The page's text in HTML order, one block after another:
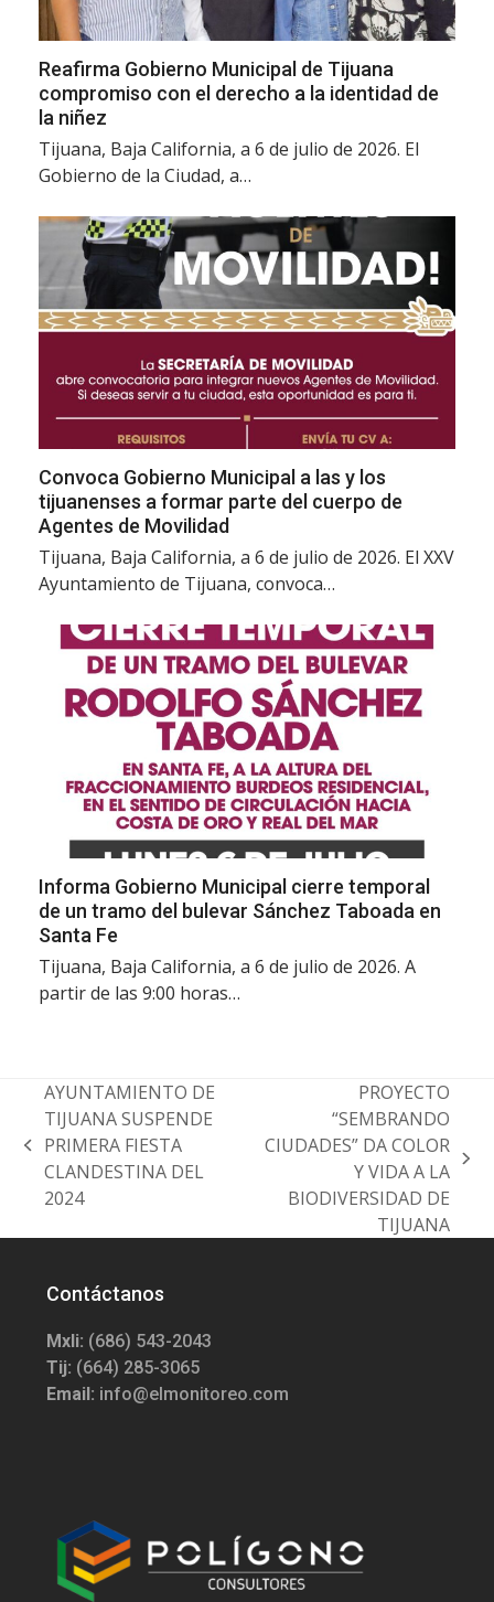
Reafirma Gobierno Municipal de Tijuana
compromiso con el derecho a la identidad de
la niñez
Tijuana, Baja California, a 6 de julio de 2026. El
Gobierno de la Ciudad, a…
Convoca Gobierno Municipal a las y los
tijuanenses a formar parte del cuerpo de
Agentes de Movilidad
Tijuana, Baja California, a 6 de julio de 2026. El XXV
Ayuntamiento de Tijuana, convoca…
Informa Gobierno Municipal cierre temporal
de un tramo del bulevar Sánchez Taboada en
Santa Fe
Tijuana, Baja California, a 6 de julio de 2026. A
partir de las 9:00 horas…
previous
post:
AYUNTAMIENTO DE
TIJUANA SUSPENDE
PRIMERA FIESTA
CLANDESTINA DEL
2024
post:
PROYECTO
“SEMBRANDO
CIUDADES” DA COLOR
Y VIDA A LA
BIODIVERSIDAD DE
TIJUANA
Contáctanos
Mxli: (686) 543-2043
Tij: (664) 285-3065
Email: info@elmonitoreo.com